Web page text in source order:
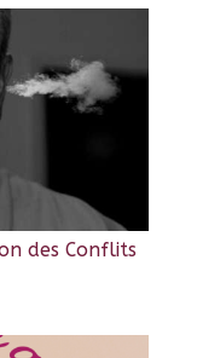
des Conflits